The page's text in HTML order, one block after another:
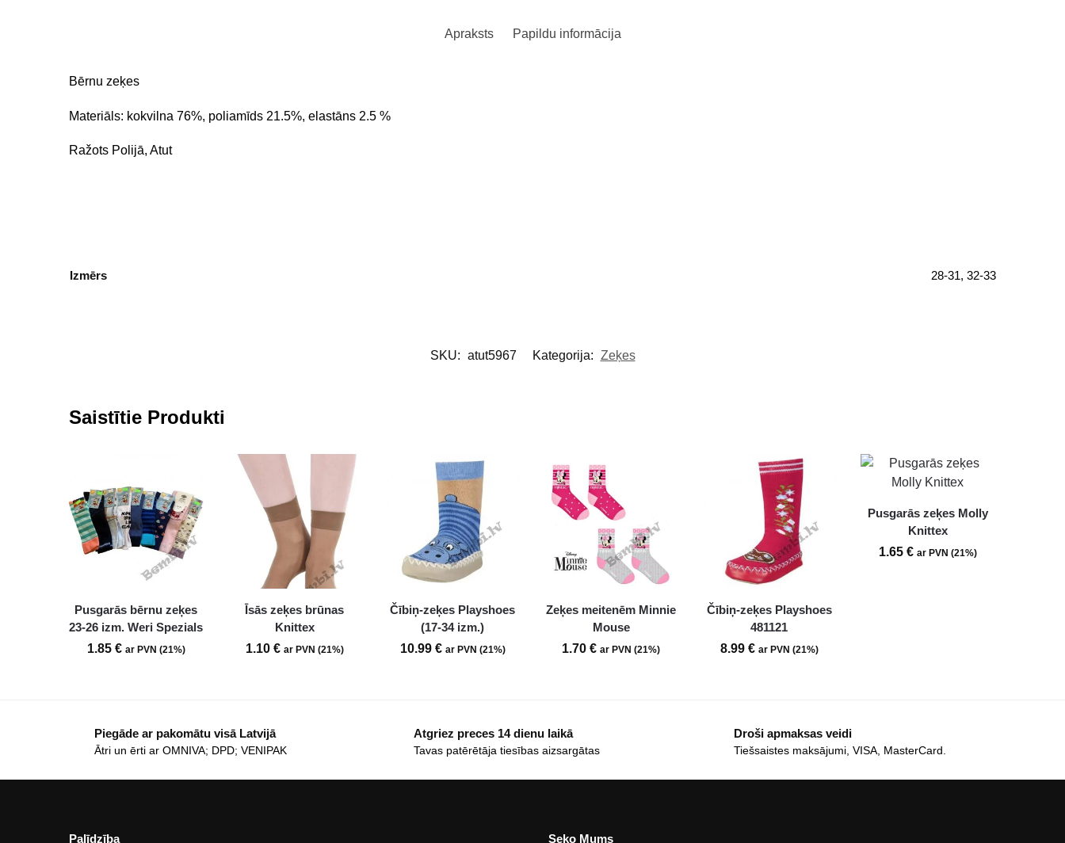
Apraksts Papildu informācija
Bērnu zeķes
Materiāls: kokvilna 76%, poliamīds 21.5%, elastāns 2.5 %
Ražots Polijā, Atut
Izmērs 28-31, 32-33
SKU: atut5967 Kategorija: Zeķes
Saistītie Produkti
Pusgarās bērnu zeķes
23-26 izm. Weri Spezials
1.85 € ar PVN (21%)
Īsās zeķes brūnas
Knittex
1.10 € ar PVN (21%)
Čībiņ-zeķes Playshoes
(17-34 izm.)
10.99 € ar PVN (21%)
Zeķes meitenēm Minnie
Mouse
1.70€ ar PVN (21%)
Čībiņ-zeķes Playshoes
481121
8.99 € ar PVN (21%)
Pusgarās zeķes Molly
Knittex
1.65 € ar PVN (21%)
Piegāde ar pakomātu visā Latvijā
Ātri un ērti ar OMNIVA; DPD; VENIPAK
Atgriez preces 14 dienu laikā
Tavas patērētāja tiesības aizsargātas
Droši apmaksas veidi
Tiešsaistes maksājumi, VISA, MasterCard.
Palīdzība Seko Mums